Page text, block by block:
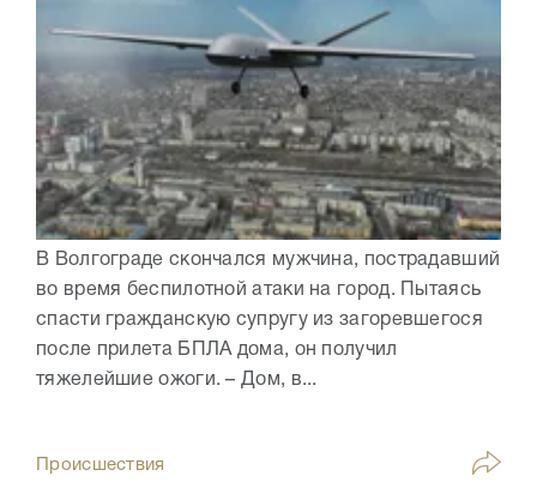
В Волгограде скончался мужчина, пострадавший
во время беспилотной атаки на город. Пытаясь
спасти гражданскую супругу из загоревшегося
после прилета БПЛА дома, он получил
тяжелейшие ожоги. – Дом, в...
Происшествия